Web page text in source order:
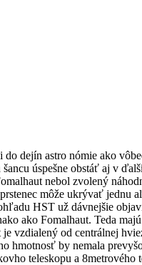
dejín astro nómie ako
úspešne obstáť aj v
nebol zvolený
môže ukrývať jednu
HST už dávnejšie
ako Fomalhaut. Teda
vzdialený od centrálnej
hmotnosť by nemala
teleskopu a 8metrového